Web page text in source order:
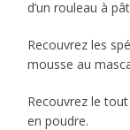
d’un rouleau à
Recouvrez les
mousse au
Recouvrez le
en poudre.